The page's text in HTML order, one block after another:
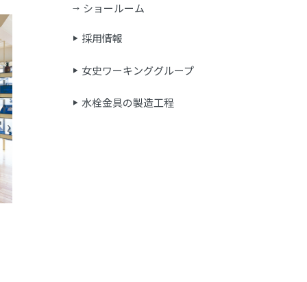
ショールーム
採用情報
女史ワーキンググループ
水栓金具の製造工程